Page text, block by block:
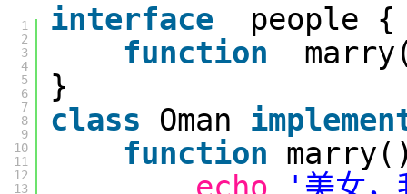
1
2
3
4
5
6
7
8
9
10
11
12
13
interface
people {
function
}
class Oman
function
echo
'美女，